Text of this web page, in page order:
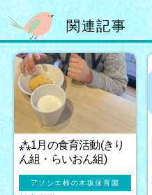
関連記事
⁂1月の食育活動(きり
ん組・らいおん組)
アソシエ柿の木坂保育園